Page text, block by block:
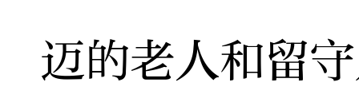
迈的老人和留